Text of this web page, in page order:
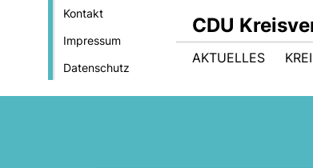
Kontakt
Impressum
Datenschutz
CDU
AKTUELLES